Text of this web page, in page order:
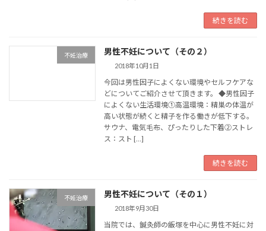
続きを読む
不妊治療 男性不妊について（その２）
2018年10月1日
今回は男性因子によくない環境やセルフケアな
どについてご紹介させて頂きます。 ◆男性因子
によくない生活環境①高温環境：精巣の体温が
高い状態が続くと精子を作る働きが低下する。
サウナ、電気毛布、ぴったりした下着②ストレ
ス：スト […]
続きを読む
不妊治療 男性不妊について（その１）
2018年9月30日
当院では、鍼灸師の飯塚を中心に男性不妊に対